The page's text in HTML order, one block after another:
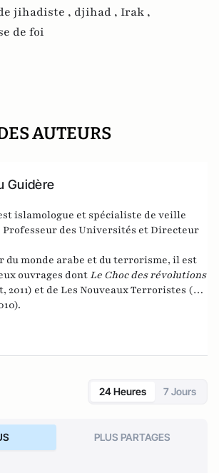
jihadiste , djihad , Irak ,
de foi
AUTEURS
Guidère
islamologue et spécialiste de veille
des Universités et Directeur
du monde arabe et du terrorisme, il est
ouvrages dont Le Choc des révolutions
2011) et de Les Nouveaux Terroristes (Ed
24 Heures 7 Jours
PLUS PARTAGES